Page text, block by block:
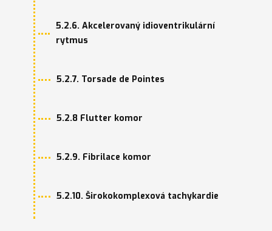
5.2.6. Akcelerovaný idioventrikulární
rytmus
5.2.7. Torsade de Pointes
5.2.8 Flutter komor
5.2.9. Fibrilace komor
5.2.10. Širokokomplexová tachykardie